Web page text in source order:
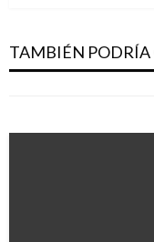
TAMBIÉN PODRÍA
millones
Ariel Cabrera martes
Genfar
en empaque de